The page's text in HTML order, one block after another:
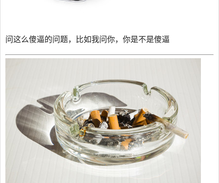
问这么傻逼的问题，比如我问你，你是不是傻逼